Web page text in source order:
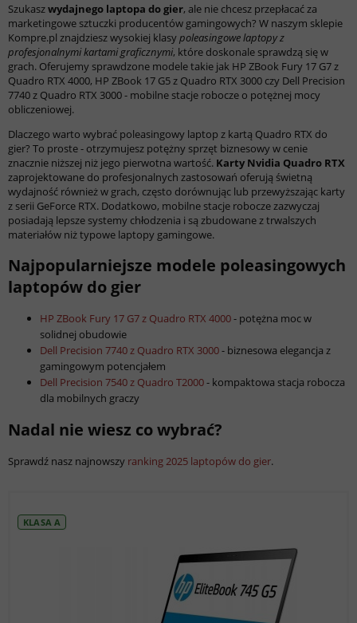
Szukaszwydajnego laptopa do gier, ale nie chcesz przepłacać za
marketingowe sztuczki producentów gamingowych? W naszym sklepie
Kompre.pl znajdziesz wysokiej klasypoleasingowe laptopy z
profesjonalnymi kartami graficznymi, które doskonale sprawdzą się w
grach. Oferujemy sprawdzone modele takie jak HP ZBook Fury 17 G7 z
Quadro RTX 4000, HP ZBook 17 G5 z Quadro RTX 3000 czy Dell Precision
7740 z Quadro RTX 3000 - mobilne stacje robocze o potężnej mocy
obliczeniowej.
Dlaczego warto wybrać poleasingowy laptop z kartą Quadro RTX do
gier? To proste - otrzymujesz potężny sprzęt biznesowy w cenie
znacznie niższej niż jego pierwotna wartość. Karty Nvidia Quadro RTX
zaprojektowane do profesjonalnych zastosowań oferują świetną
wydajność również w grach, często dorównując lub przewyższając karty
z serii GeForce RTX. Dodatkowo, mobilne stacje robocze zazwyczaj
posiadają lepsze systemy chłodzenia i są zbudowane z trwalszych
materiałów niż typowe laptopy gamingowe.
Najpopularniejsze modele poleasingowych
laptopów do gier
HP ZBook Fury 17 G7 z Quadro RTX 4000- potężna moc w
solidnej obudowie
Dell Precision 7740 z Quadro RTX 3000- biznesowa elegancja z
gamingowym potencjałem
Dell Precision 7540 z Quadro T2000- kompaktowa stacja robocza
dla mobilnych graczy
Nadal nie wiesz co wybrać?
Sprawdź nasz najnowszy ranking 2025 laptopów do gier.
KLASA A